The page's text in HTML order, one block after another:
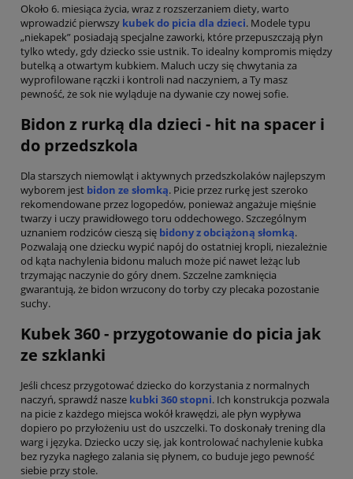
Około 6. miesiąca życia, wraz z rozszerzaniem diety, warto
wprowadzić pierwszy kubek do picia dla dzieci. Modele typu
„niekapek” posiadają specjalne zaworki, które przepuszczają płyn
tylko wtedy, gdy dziecko ssie ustnik. To idealny kompromis między
butelką a otwartym kubkiem. Maluch uczy się chwytania za
wyprofilowane rączki i kontroli nad naczyniem, a Ty masz
pewność, że sok nie wyląduje na dywanie czy nowej sofie.
Bidon z rurką dla dzieci - hit na spacer i
do przedszkola
Dla starszych niemowląt i aktywnych przedszkolaków najlepszym
wyborem jest bidon ze słomką. Picie przez rurkę jest szeroko
rekomendowane przez logopedów, ponieważ angażuje mięśnie
twarzy i uczy prawidłowego toru oddechowego. Szczególnym
uznaniem rodziców cieszą się bidony z obciążoną słomką.
Pozwalają one dziecku wypić napój do ostatniej kropli, niezależnie
od kąta nachylenia bidonu maluch może pić nawet leżąc lub
trzymając naczynie do góry dnem. Szczelne zamknięcia
gwarantują, że bidon wrzucony do torby czy plecaka pozostanie
suchy.
Kubek 360 - przygotowanie do picia jak
ze szklanki
Jeśli chcesz przygotować dziecko do korzystania z normalnych
naczyń, sprawdź nasze kubki 360 stopni. Ich konstrukcja pozwala
na picie z każdego miejsca wokół krawędzi, ale płyn wypływa
dopiero po przyłożeniu ust do uszczelki. To doskonały trening dla
warg i języka. Dziecko uczy się, jak kontrolować nachylenie kubka
bez ryzyka nagłego zalania się płynem, co buduje jego pewność
siebie przy stole.